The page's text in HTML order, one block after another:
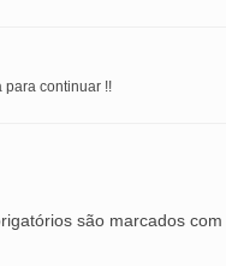
para continuar !!
são marcados com